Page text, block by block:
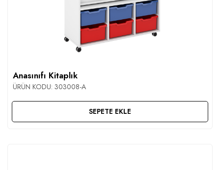
Anasınıfı Kitaplık
ÜRÜN KODU: 303008-A
SEPETE EKLE